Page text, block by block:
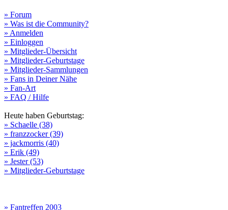
» Forum
» Was ist die Community?
» Anmelden
» Einloggen
» Mitglieder-Übersicht
» Mitglieder-Geburtstage
» Mitglieder-Sammlungen
» Fans in Deiner Nähe
» Fan-Art
» FAQ / Hilfe
Heute haben Geburtstag:
» Schaelle (38)
» franzzocker (39)
» jackmorris (40)
» Erik (49)
» Jester (53)
» Mitglieder-Geburtstage
» Fantreffen 2003